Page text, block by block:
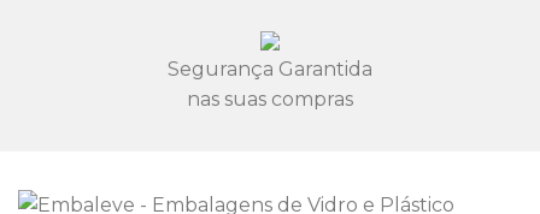
Segurança Garantida
nas suas compras